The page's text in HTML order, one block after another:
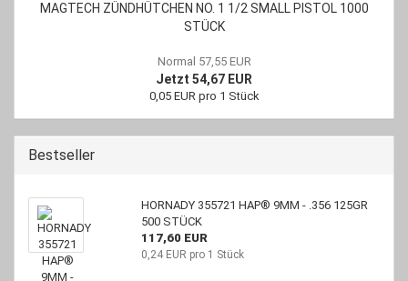
MAGTECH ZÜNDHÜTCHEN NO. 1 1/2 SMALL PISTOL 1000
STÜCK
Normal 57,55 EUR
Jetzt 54,67 EUR
0,05 EUR pro 1 Stück
Bestseller
HORNADY 355721 HAP® 9MM - .356 125GR
500 STÜCK
117,60 EUR
0,24 EUR pro 1 Stück